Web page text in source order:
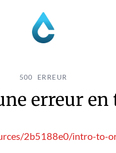
500 ERREUR
erreur en
2b5188e0/intro-to-